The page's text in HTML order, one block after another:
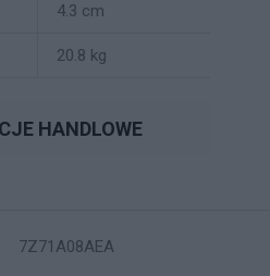
4.3 cm
20.8 kg
HANDLOWE
7Z71A08AEA